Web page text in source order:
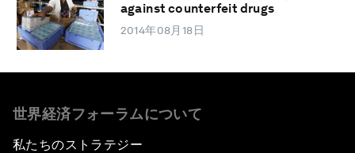
against counterfeit drugs
2014年08月18日
世界経済フォーラムについて
私たちのストラテジー